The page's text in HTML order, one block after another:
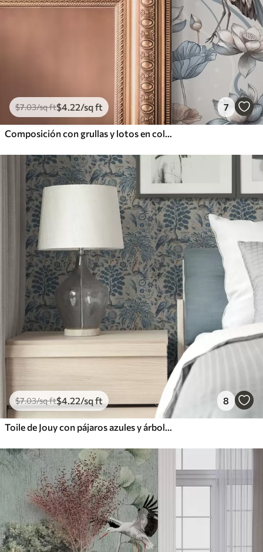
$7.03/sq ft$4.22/sq ft 7
Composición con grullas y lotos en colores pastel
$7.03/sq ft$4.22/sq ft 8
Toile de Jouy con pájaros azules y árboles tropicales